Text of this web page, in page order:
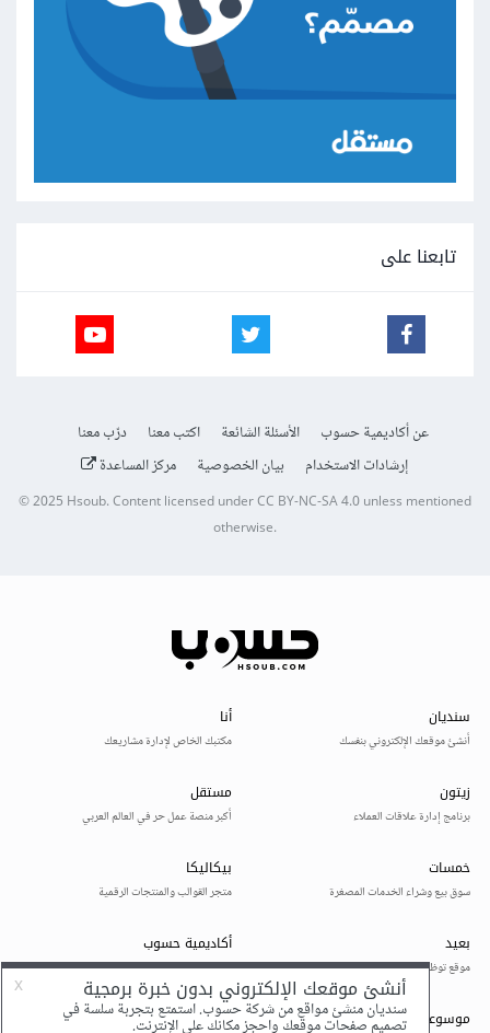
تابعنا على
عن أكاديمية حسوب الأسئلة الشائعة اكتب معنا
درّب معنا
إرشادات الاستخدام
بيان الخصوصية مركز المساعدة
© 2025Hsoub.Content licensed underCC BY-NC-SA 4.0unless mentioned
otherwise.